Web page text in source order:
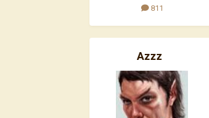
811
Azzz